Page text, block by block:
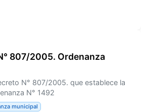
807/2005. Ordenanza
N° 807/2005. que establece la
N° 1492
municipal